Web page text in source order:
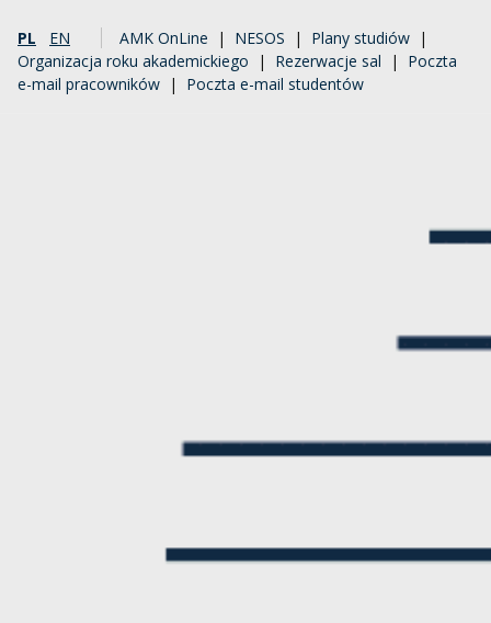
PL EN AMK OnLine | NESOS | Plany studiów |
Organizacja roku akademickiego | Rezerwacje sal | Poczta
e-mail pracowników | Poczta e-mail studentów